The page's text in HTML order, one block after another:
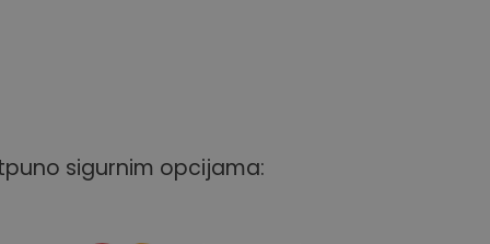
sigurnim opcijama: